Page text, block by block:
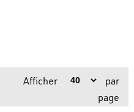
Afficher
par
page